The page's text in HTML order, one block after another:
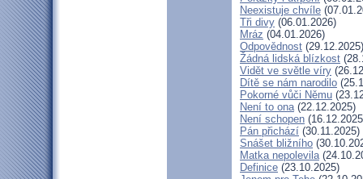
Neexistuje chvíle
Tři divy (06.01.2026)
Mráz (04.01.2026)
Odpovědnost (29.12.2025)
Žádná lidská blízkost
Vidět ve světle víry
Dítě se nám narodilo
Pokorné vůči Němu
Není to ona(22.12.2025)
Není schopen
Pán přichází (30.11.2025)
Snášet bližního
Matka nepolevila
Definice (23.10.2025)